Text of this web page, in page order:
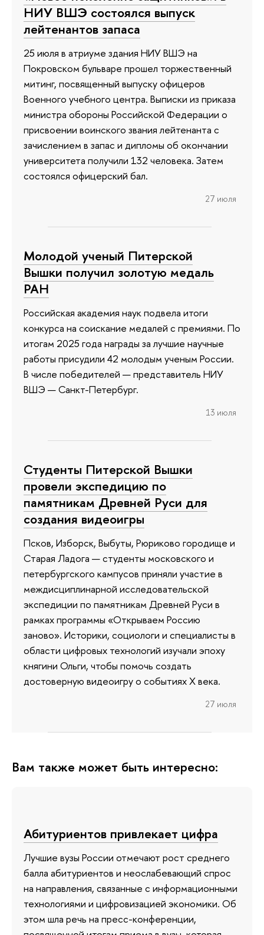
НИУ ВШЭ состоялся выпуск
лейтенантов запаса
25 июля в атриуме здания НИУ ВШЭ на
Покровском бульваре прошел торжественный
митинг, посвященный выпуску офицеров
Военного учебного центра. Выписки из приказа
министра обороны Российской Федерации о
присвоении воинского звания лейтенанта с
зачислением в запас и дипломы об окончании
университета получили 132 человека. Затем
состоялся офицерский бал.
27 июля
Молодой ученый Питерской
Вышки получил золотую медаль
РАН
Российская академия наук подвела итоги
конкурса на соискание медалей с премиями. По
итогам 2025 года награды за лучшие научные
работы присудили 42 молодым ученым России.
В числе победителей — представитель НИУ
ВШЭ — Санкт-Петербург.
13 июля
Студенты Питерской Вышки
провели экспедицию по
памятникам Древней Руси для
создания видеоигры
Псков, Изборск, Выбуты, Рюриково городище и
Старая Ладога — студенты московского и
петербургского кампусов приняли участие в
междисциплинарной исследовательской
экспедиции по памятникам Древней Руси в
рамках программы «Открываем Россию
заново». Историки, социологи и специалисты в
области цифровых технологий изучали эпоху
княгини Ольги, чтобы помочь создать
достоверную видеоигру о событиях X века.
27 июля
Вам также может быть интересно:
Абитуриентов привлекает цифра
Лучшие вузы России отмечают рост среднего
балла абитуриентов и неослабевающий спрос
на направления, связанные с информационными
технологиями и цифровизацией экономики. Об
этом шла речь на пресс-конференции,